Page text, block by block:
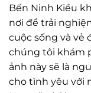
Bến Ninh Kiều
nơi để trải
cuộc sống và vẻ
chúng tôi khám
ảnh này sẽ là
cho tình yêu với